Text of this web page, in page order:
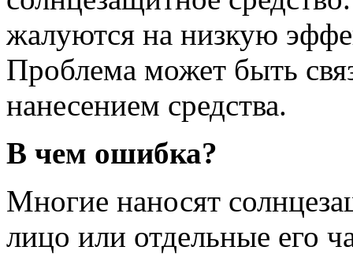
жалуются на низкую
Проблема может быть
нанесением средства.
В чем ошибка?
Многие наносят
лицо или отдельные его